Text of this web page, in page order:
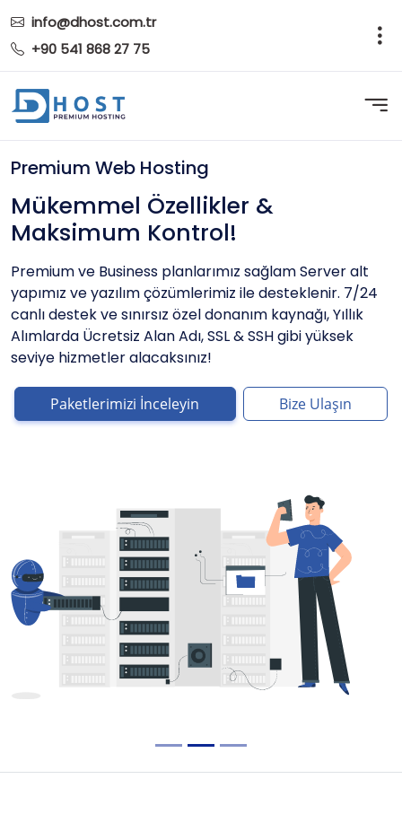
info@dhost.com.tr
+90 541 868 27 75
Premium Web Hosting
Mükemmel Özellikler &
Maksimum Kontrol!
Premium ve Business planlarımız sağlam Server alt
yapımız ve yazılım çözümlerimiz ile desteklenir. 7/24
canlı destek ve sınırsız özel donanım kaynağı, Yıllık
Alımlarda Ücretsiz Alan Adı, SSL & SSH gibi yüksek
seviye hizmetler alacaksınız!
Paketlerimizi İnceleyin Bize Ulaşın